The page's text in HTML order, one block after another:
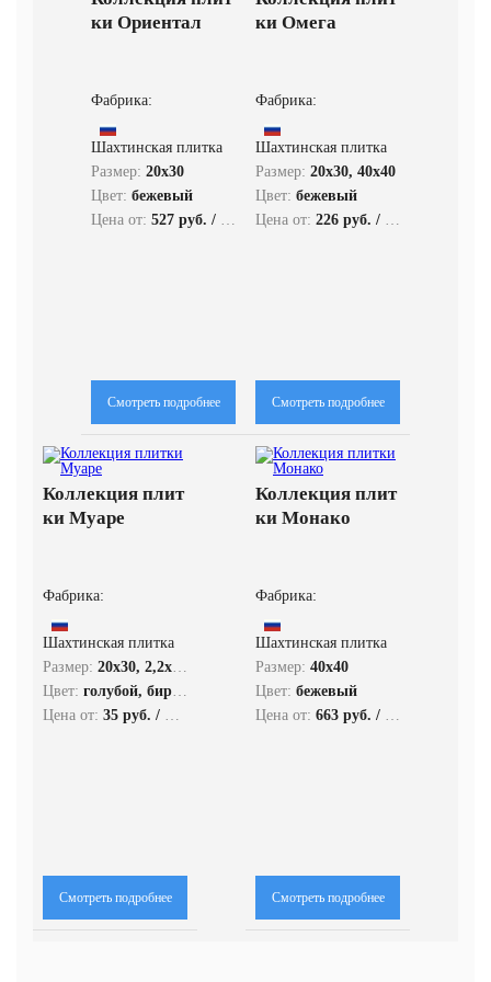
ки Ориентал
Фабрика:
Шахтинская плитка
Размер: 20x30
Цвет: бежевый
Цена от: 527 руб. / кв.м.
Смотреть подробнее
ки Омега
Фабрика:
Шахтинская плитка
Размер: 20x30, 40x40
Цвет: бежевый
Цена от: 226 руб. / кв.м.
Смотреть подробнее
Коллекция плит
ки Муаре
Фабрика:
Шахтинская плитка
Размер: 20x30, 2,2x20, 2,8x20, 33x33, 5,7x20
Цвет: голубой, бирюзовый, розовый
Цена от: 35 руб. / кв.м.
Смотреть подробнее
Коллекция плит
ки Монако
Фабрика:
Шахтинская плитка
Размер: 40x40
Цвет: бежевый
Цена от: 663 руб. / кв.м.
Смотреть подробнее